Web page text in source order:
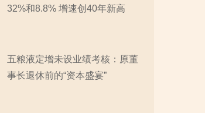
32%和8.8% 增速创40年新高
五粮液定增未设业绩考核：原董
事长退休前的“资本盛宴”